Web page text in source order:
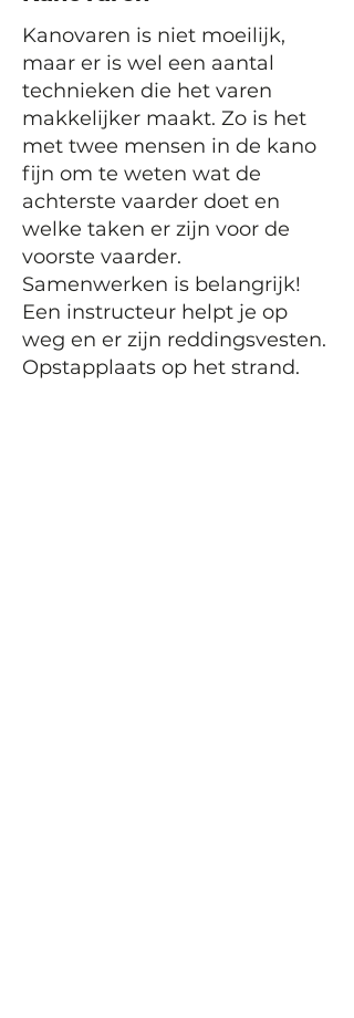
Kanovaren is niet moeilijk,
maar er is wel een aantal
technieken die het varen
makkelijker maakt. Zo is het
met twee mensen in de kano
fijn om te weten wat de
achterste vaarder doet en
welke taken er zijn voor de
voorste vaarder.
Samenwerken is belangrijk!
Een instructeur helpt je op
weg en er zijn reddingsvesten.
Opstapplaats op het strand.